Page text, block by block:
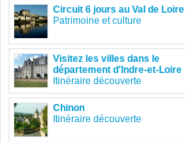
Circuit 6 jours au Val de Loire
Patrimoine et culture
Visitez les villes dans le
département d'Indre-et-Loire
Itinéraire découverte
Chinon
Itinéraire découverte